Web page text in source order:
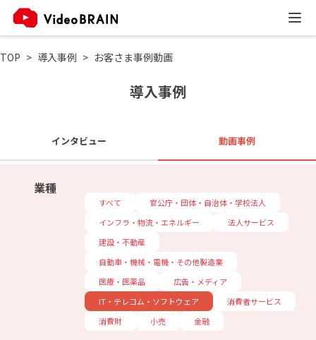
TOP 導入事例 お客さま事例動画
導入事例
インタビュー 動画事例
業種
すべて
官公庁・団体・自治体・学校法人
インフラ・物流・エネルギー
法人サービス
建設・不動産
自動車・機械・電機・その他製造業
医療・医薬品
広告・メディア
IT・テレコム・ソフトウェア
消費者サービス
消費財
小売 金融